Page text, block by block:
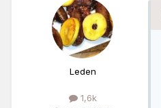
Leden
1,6k